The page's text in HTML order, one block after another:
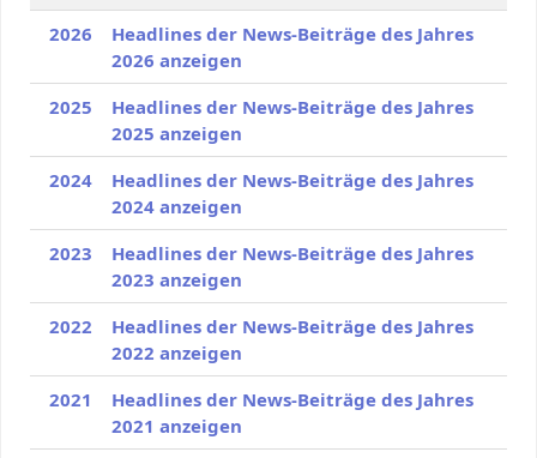
2026
Headlines der News-Beiträge des Jahres
2026 anzeigen
2025
Headlines der News-Beiträge des Jahres
2025 anzeigen
2024
Headlines der News-Beiträge des Jahres
2024 anzeigen
2023
Headlines der News-Beiträge des Jahres
2023 anzeigen
2022
Headlines der News-Beiträge des Jahres
2022 anzeigen
2021
Headlines der News-Beiträge des Jahres
2021 anzeigen